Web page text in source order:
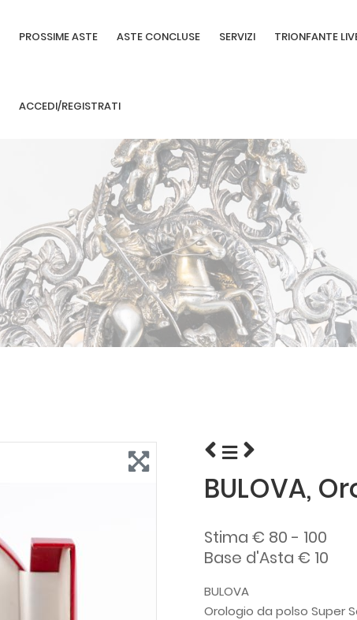
PROSSIME ASTE ASTE CONCLUSE SERVIZI TRIONFANTE
ACCEDI/REGISTRATI
BULOVA,
Stima € 80 - 100
Base d'Asta € 10
BULOVA
Orologio da polso Super